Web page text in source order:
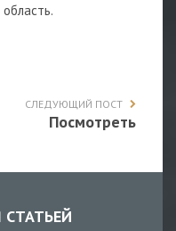
СЛЕДУЮЩИЙ ПОСТ
Посмотреть